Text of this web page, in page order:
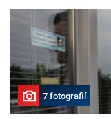
7 fotografií